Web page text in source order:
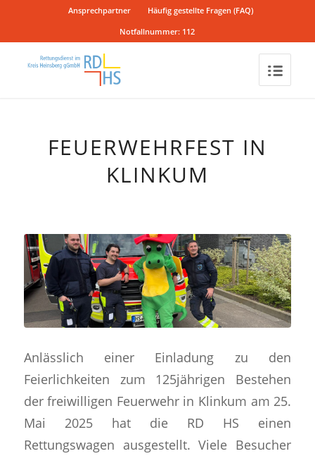
Ansprechpartner
Häufig gestellte Fragen (FAQ)
Notfallnummer: 112
FEUERWEHRFEST IN
KLINKUM
Anlässlich einer Einladung zu den
Feierlichkeiten zum 125jährigen Bestehen
der freiwilligen Feuerwehr in Klinkum am 25.
Mai 2025 hat die RD HS einen
Rettungswagen ausgestellt. Viele Besucher